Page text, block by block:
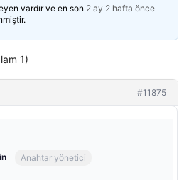
vardır ve en son 2 ay 2 hafta önce
1)
#11875
Anahtar yönetici